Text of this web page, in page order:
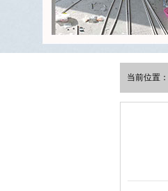
当前位置：